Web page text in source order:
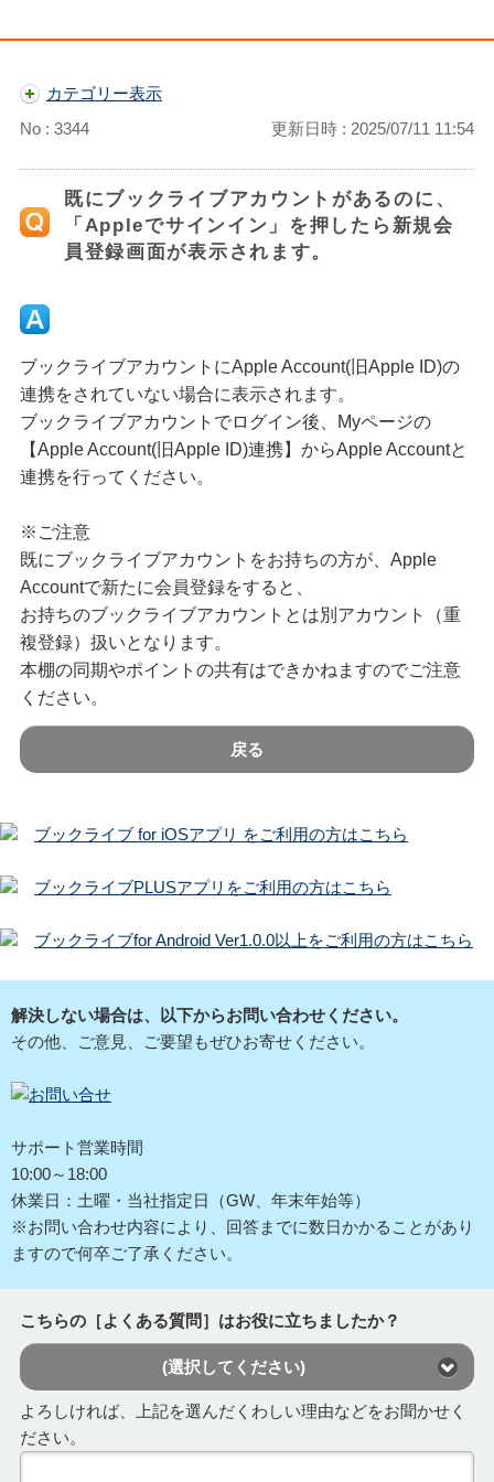
カテゴリー表示
No : 3344
更新日時 : 2025/07/11 11:54
既にブックライブアカウントがあるのに、
「Appleでサインイン」を押したら新規会
員登録画面が表示されます。
ブックライブアカウントにApple Account(旧Apple ID)の
連携をされていない場合に表示されます。
ブックライブアカウントでログイン後、Myページの
【Apple Account(旧Apple ID)連携】からApple Accountと
連携を行ってください。
※ご注意
既にブックライブアカウントをお持ちの方が、Apple
Accountで新たに会員登録をすると、
お持ちのブックライブアカウントとは別アカウント（重
複登録）扱いとなります。
本棚の同期やポイントの共有はできかねますのでご注意
ください。
戻る
ブックライブ for iOSアプリ をご利用の方はこちら
ブックライブPLUSアプリをご利用の方はこちら
ブックライブfor Android Ver1.0.0以上をご利用の方はこちら
解決しない場合は、以下からお問い合わせください。
その他、ご意見、ご要望もぜひお寄せください。
サポート営業時間
10:00～18:00
休業日：土曜・当社指定日（GW、年末年始等）
※お問い合わせ内容により、回答までに数日かかることがあり
ますので何卒ご了承ください。
こちらの［よくある質問］はお役に立ちましたか？
(選択してください)
よろしければ、上記を選んだくわしい理由などをお聞かせく
ださい。